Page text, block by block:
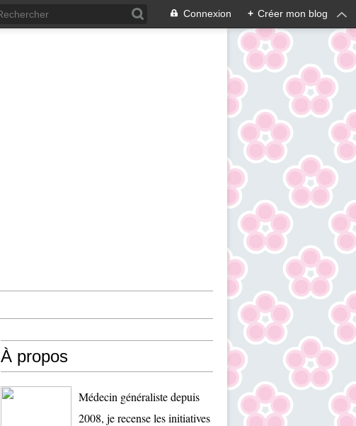
Connexion + Créer mon blog
À propos
Médecin généraliste depuis
2008, je recense les initiatives